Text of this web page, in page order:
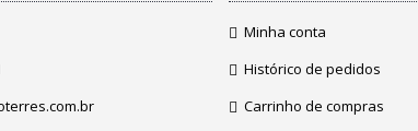
Minha conta
Histórico de pedidos
Carrinho de compras